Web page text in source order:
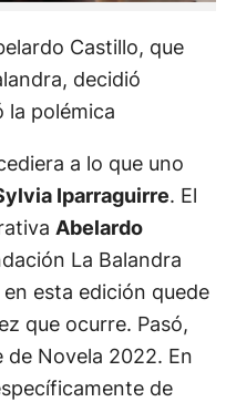
Castillo, que
decidió
la polémica
a lo que uno
Iparraguirre. El
Abelardo
La Balandra
esta edición quede
que ocurre. Pasó,
de Novela 2022. En
de